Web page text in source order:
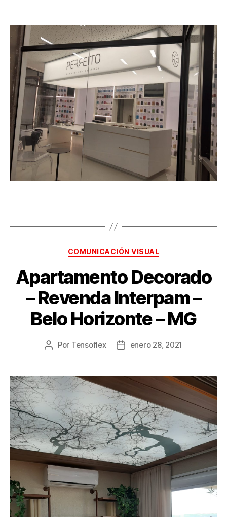
COMUNICACIÓN VISUAL
Apartamento Decorado
– Revenda Interpam –
Belo Horizonte – MG
Por Tensoflex enero 28, 2021